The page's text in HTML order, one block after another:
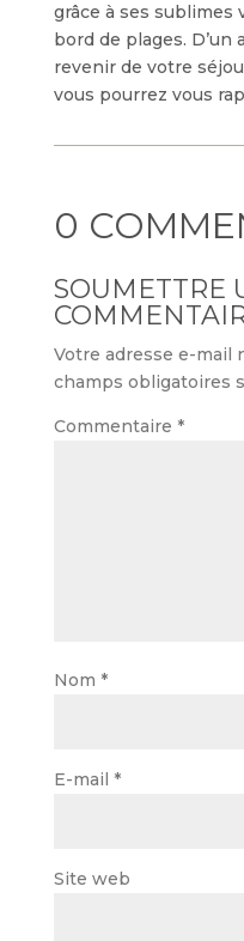
grâce à ses
bord de plages. D’un
revenir de votre
vous pourrez vous
0
SOUMETTRE
Votre adresse e-mail
champs obligatoires
Commentaire *
Nom *
E-mail *
Site web